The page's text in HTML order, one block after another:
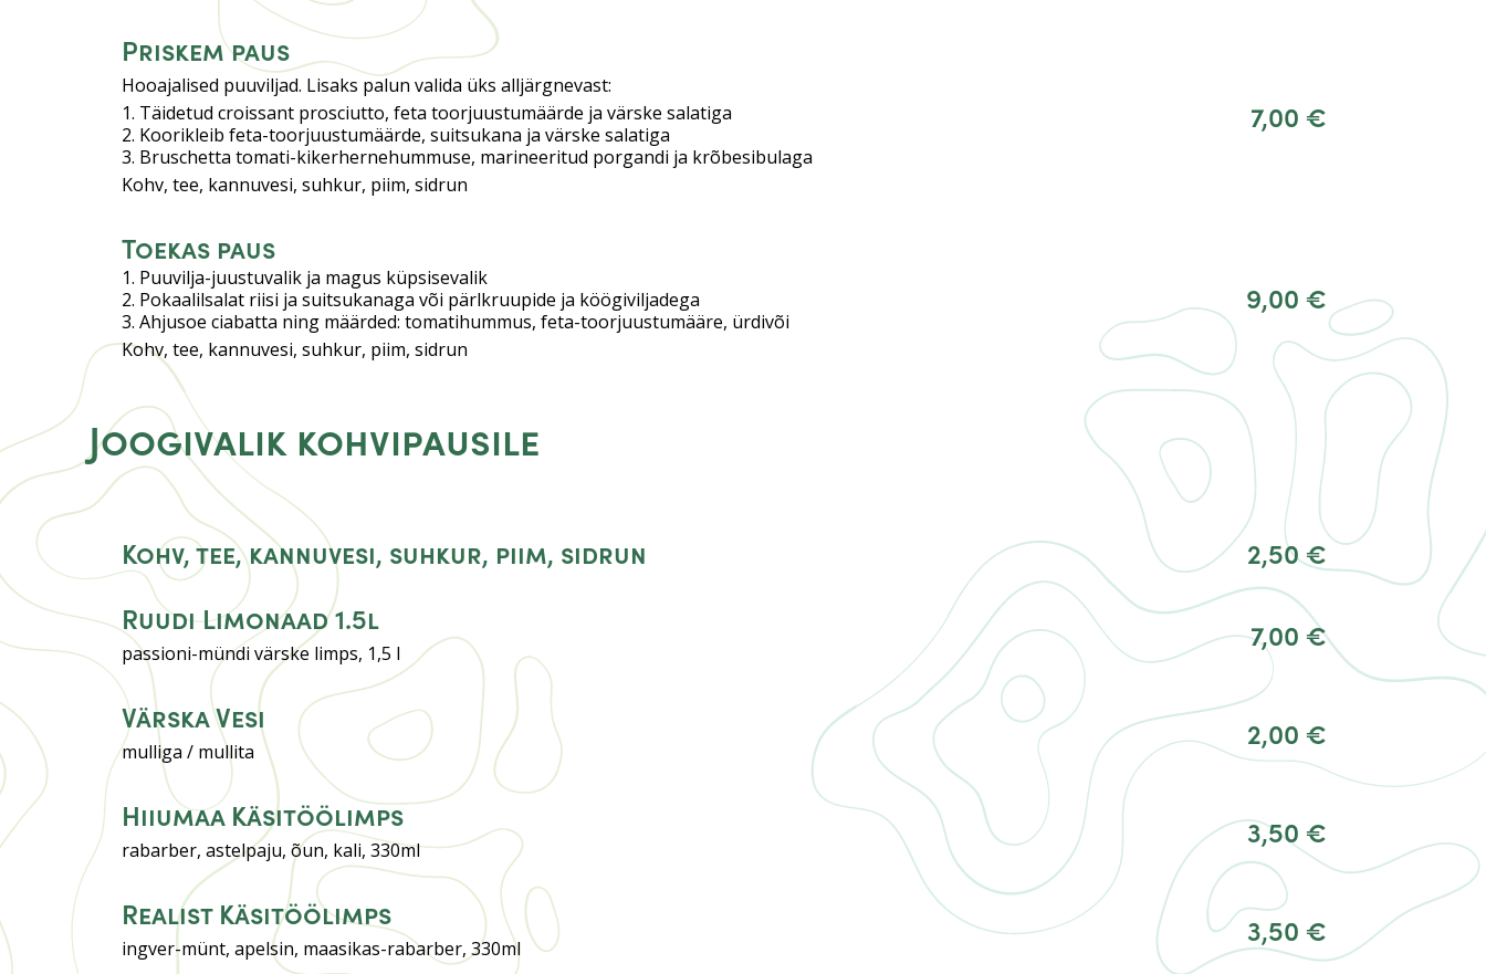
Priskem paus
Hooajalised puuviljad. Lisaks palun valida üks alljärgnevast:
Täidetud croissant prosciutto, feta toorjuustumäärde ja värske salatiga
Koorikleib feta-toorjuustumäärde, suitsukana ja värske salatiga
Bruschetta tomati-kikerhernehummuse, marineeritud porgandi ja krõbesibulaga
Kohv, tee, kannuvesi, suhkur, piim, sidrun
7,00 €
Toekas paus
Puuvilja-juustuvalik ja magus küpsisevalik
Pokaalilsalat riisi ja suitsukanaga või pärlkruupide ja köögiviljadega
Ahjusoe ciabatta ning määrded: tomatihummus, feta-toorjuustumääre, ürdivõi
Kohv, tee, kannuvesi, suhkur, piim, sidrun
9,00 €
Joogivalik kohvipausile
Kohv, tee, kannuvesi, suhkur, piim, sidrun
2,50 €
Ruudi Limonaad 1.5l
passioni-mündi värske limps, 1,5 l 7,00 €
Värska Vesi
mulliga / mullita 2,00 €
Hiiumaa Käsitöölimps
rabarber, astelpaju, õun, kali, 330ml 3,50 €
Realist Käsitöölimps
ingver-münt, apelsin, maasikas-rabarber, 330ml 3,50 €